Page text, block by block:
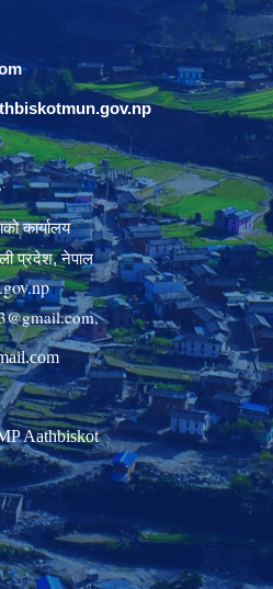
कार्यालय
प्रदेश, नेपाल
,
Aathbiskot